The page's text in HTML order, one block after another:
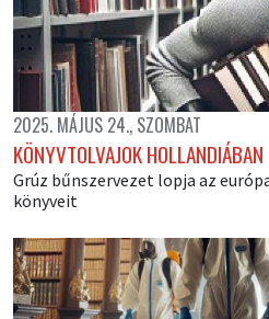
2025. MÁJUS 24., SZOMBAT
KÖNYVTOLVAJOK HOLLANDIÁBAN
Grúz bűnszervezet lopja az
könyveit